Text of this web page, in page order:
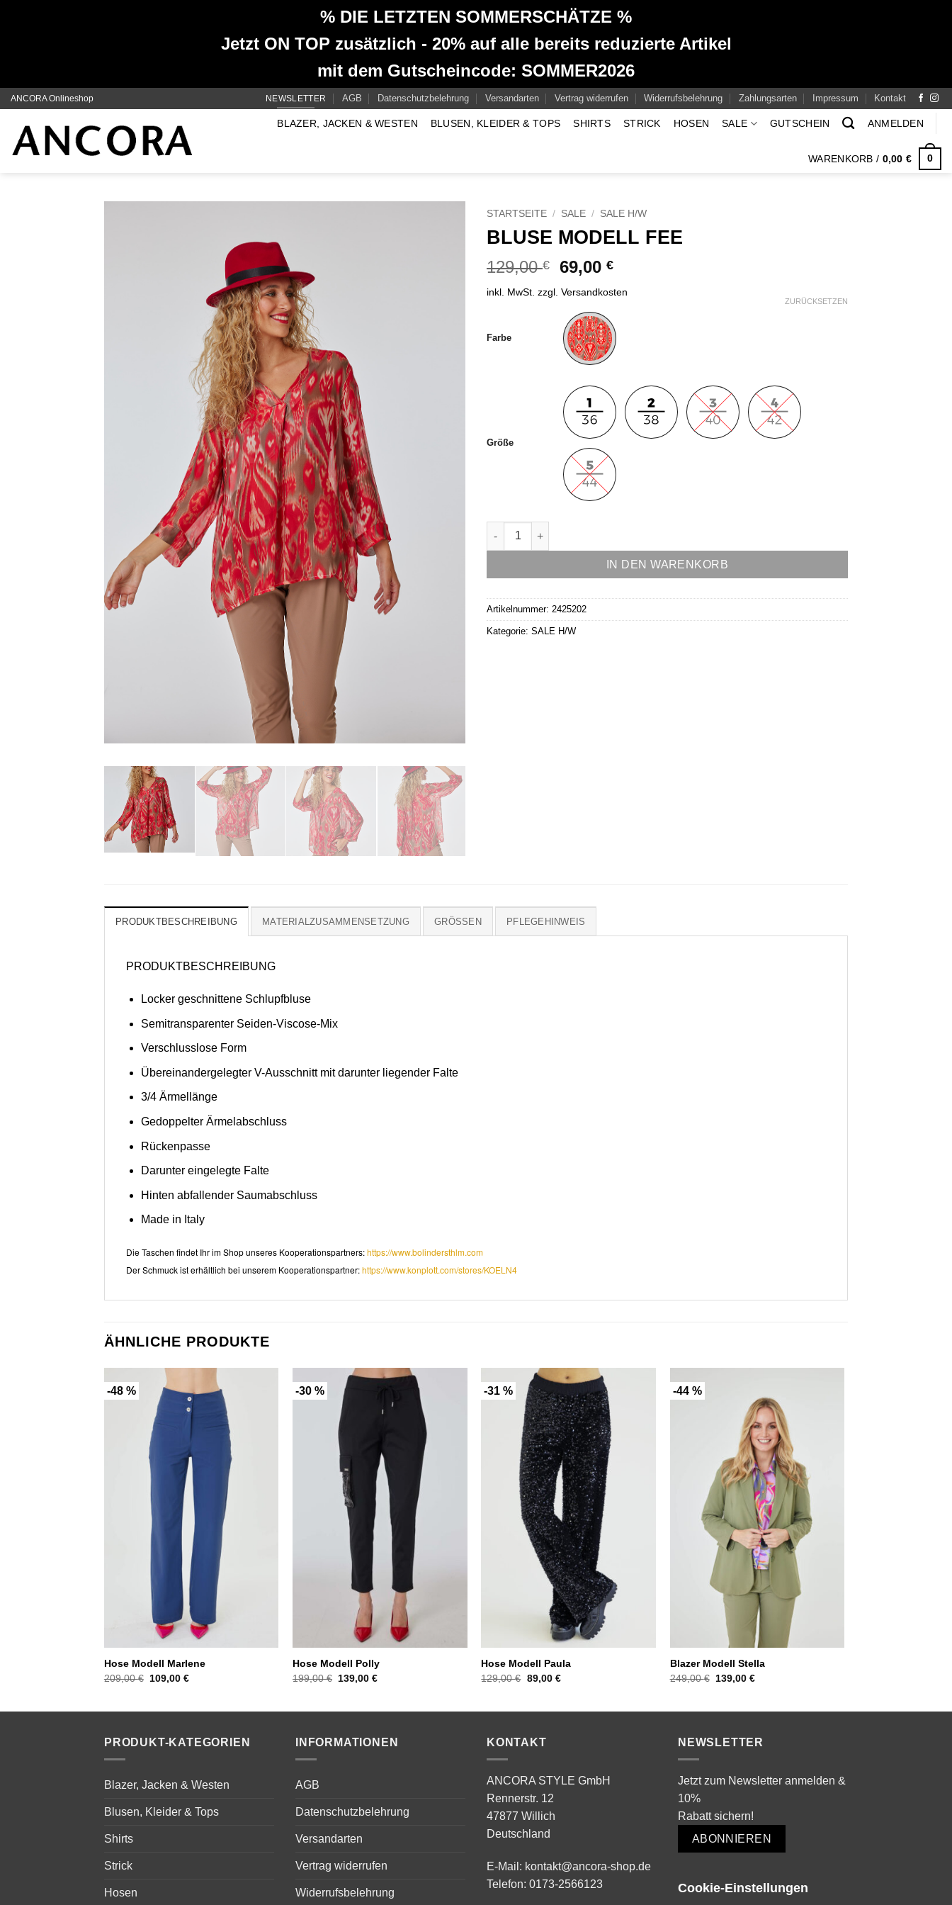
% DIE LETZTEN SOMMERSCHÄTZE %
Jetzt ON TOP zusätzlich - 20% auf alle bereits reduzierte Artikel
mit dem Gutscheincode: SOMMER2026
Zum
springen
ANCORA Onlineshop NEWSLETTER AGB Datenschutzbelehrung Versandarten Vertrag widerrufen Widerrufsbelehrung Zahlungsarten Impressum Kontakt
BLAZER, JACKEN & WESTEN BLUSEN, KLEIDER & TOPS SHIRTS STRICK HOSEN SALE GUTSCHEIN ANMELDEN
WARENKORB / 0,00€ 0
STARTSEITE / SALE / SALE H/W
BLUSE MODELL FEE
129,00€
Ursprünglicher
war:
129,00 €
69,00€Aktueller
ist:
inkl. MwSt. zzgl. Versandkosten
Farbe
Größe
ZURÜCKSETZEN
Bluse Modell Fee Menge
IN DEN WARENKORB
Artikelnummer: 2425202
Kategorie: SALE H/W
PRODUKTBESCHREIBUNG MATERIALZUSAMMENSETZUNG GRÖSSEN PFLEGEHINWEIS
PRODUKTBESCHREIBUNG
Locker geschnittene Schlupfbluse
Semitransparenter Seiden-Viscose-Mix
Verschlusslose Form
Übereinandergelegter V-Ausschnitt mit darunter liegender Falte
3/4 Ärmellänge
Gedoppelter Ärmelabschluss
Rückenpasse
Darunter eingelegte Falte
Hinten abfallender Saumabschluss
Made in Italy
Die Taschen findet Ihr im Shop unseres Kooperationspartners:https://www.bolindersthlm.com
Der Schmuck ist erhältlich bei unserem Kooperationspartner:https://www.konplott.com/stores/KOELN4
ÄHNLICHE PRODUKTE
-48 %
Hose Modell Marlene
209,00€ Ursprünglicher
109,00€Aktueller
-30 %
Hose Modell Polly
199,00€ Ursprünglicher
139,00€Aktueller
-31 %
Hose Modell Paula
129,00€ Ursprünglicher
89,00 €Aktueller
-44 %
Blazer Modell Stella
249,00€ Ursprünglicher
139,00 €Aktueller
PRODUKT-KATEGORIEN
Blazer, Jacken & Westen
Blusen, Kleider & Tops
Shirts
Strick
Hosen
INFORMATIONEN
AGB
Datenschutzbelehrung
Versandarten
Vertrag widerrufen
Widerrufsbelehrung
KONTAKT
ANCORA STYLE GmbH
Rennerstr. 12
47877 Willich
Deutschland
E-Mail: kontakt@ancora-shop.de
Telefon: 0173-2566123
NEWSLETTER
Jetzt zum Newsletter anmelden &
10%
Rabatt sichern!
ABONNIEREN
Cookie-Einstellungen